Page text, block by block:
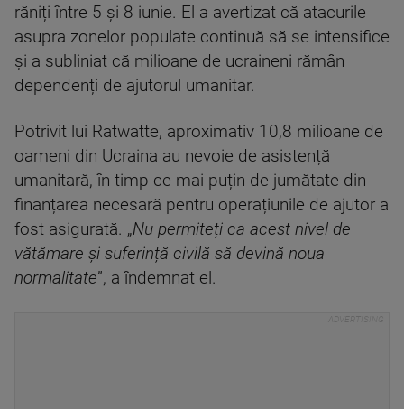
răniți între 5 și 8 iunie. El a avertizat că atacurile
asupra zonelor populate continuă să se intensifice
și a subliniat că milioane de ucraineni rămân
dependenți de ajutorul umanitar.
Potrivit lui Ratwatte, aproximativ 10,8 milioane de
oameni din Ucraina au nevoie de asistență
umanitară, în timp ce mai puțin de jumătate din
finanțarea necesară pentru operațiunile de ajutor a
fost asigurată. „Nu permiteți ca acest nivel de
vătămare și suferință civilă să devină noua
normalitate”, a îndemnat el.